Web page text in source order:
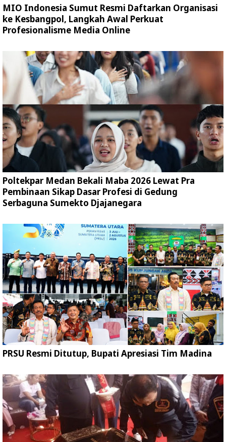
MIO Indonesia Sumut Resmi Daftarkan Organisasi
ke Kesbangpol, Langkah Awal Perkuat
Profesionalisme Media Online
Poltekpar Medan Bekali Maba 2026 Lewat Pra
Pembinaan Sikap Dasar Profesi di Gedung
Serbaguna Sumekto Djajanegara
PRSU Resmi Ditutup, Bupati Apresiasi Tim Madina